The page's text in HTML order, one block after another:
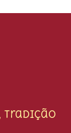
tradição